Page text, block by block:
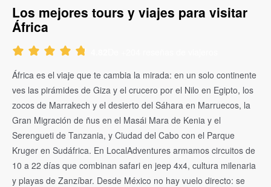
Los mejores tours y viajes para visitar
África
África es el viaje que te cambia la mirada: en un solo continente
ves las pirámides de Giza y el crucero por el Nilo en Egipto, los
zocos de Marrakech y el desierto del Sáhara en Marruecos, la
Gran Migración de ñus en el Masái Mara de Kenia y el
Serengueti de Tanzania, y Ciudad del Cabo con el Parque
Kruger en Sudáfrica. En LocalAdventures armamos circuitos de
10 a 22 días que combinan safari en jeep 4x4, cultura milenaria
y playas de Zanzíbar. Desde México no hay vuelo directo: se